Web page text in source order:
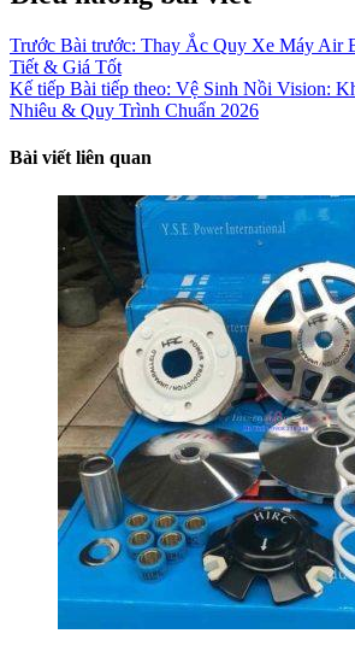
Trước Bài trước: Thay Ắc Quy Xe Máy Air
Tiết & Giá Tốt
Kế tiếp Bài tiếp theo: Vệ Sinh Nồi Vision:
Nhiêu & Quy Trình Chuẩn 2026
Bài viết liên quan